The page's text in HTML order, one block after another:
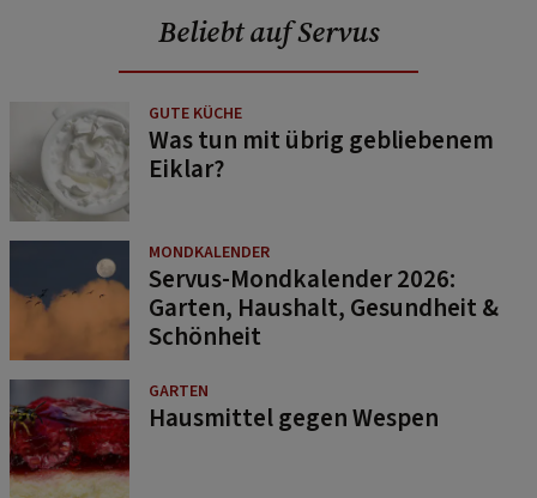
Beliebt auf Servus
GUTE KÜCHE
Was tun mit übrig gebliebenem
Eiklar?
MONDKALENDER
Servus-Mondkalender 2026:
Garten, Haushalt, Gesundheit &
Schönheit
GARTEN
Hausmittel gegen Wespen